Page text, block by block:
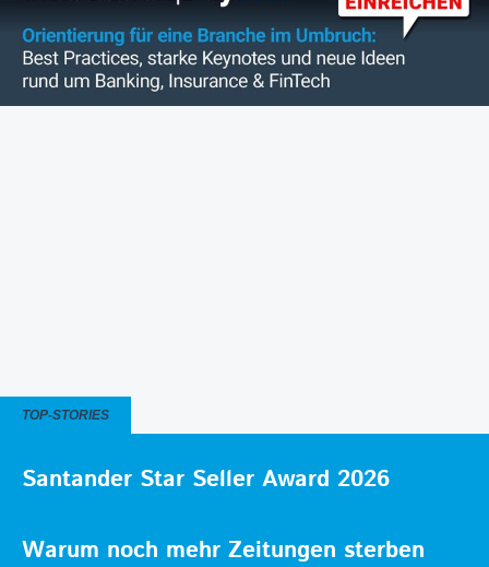
TOP-STORIES
Santander Star Seller Award 2026
Warum noch mehr Zeitungen sterben